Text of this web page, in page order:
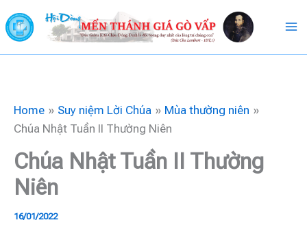
to
content
Home Suy niệm Lời Chúa
Mùa thường niên
Chúa Nhật Tuần II Thường Niên
Chúa Nhật Tuần II Thường
Niên
16/01/2022